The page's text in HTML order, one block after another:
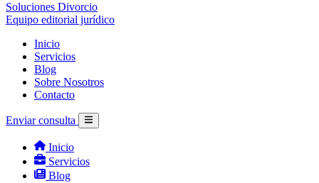
Soluciones Divorcio
Equipo editorial jurídico
Inicio
Servicios
Blog
Sobre Nosotros
Contacto
Enviar consulta
Inicio
Servicios
Blog